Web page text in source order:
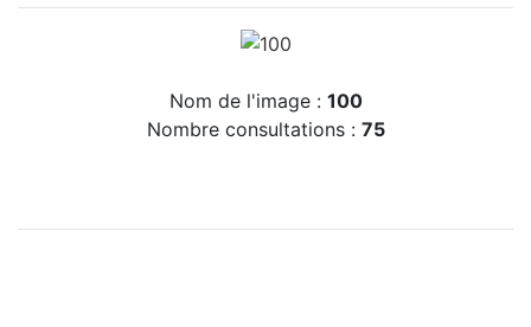
Nom de l'image : 100
Nombre consultations : 75